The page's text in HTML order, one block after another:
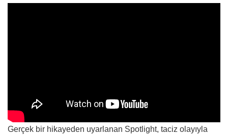
Gerçek bir hikayeden uyarlanan Spotlight, taciz olayıyla